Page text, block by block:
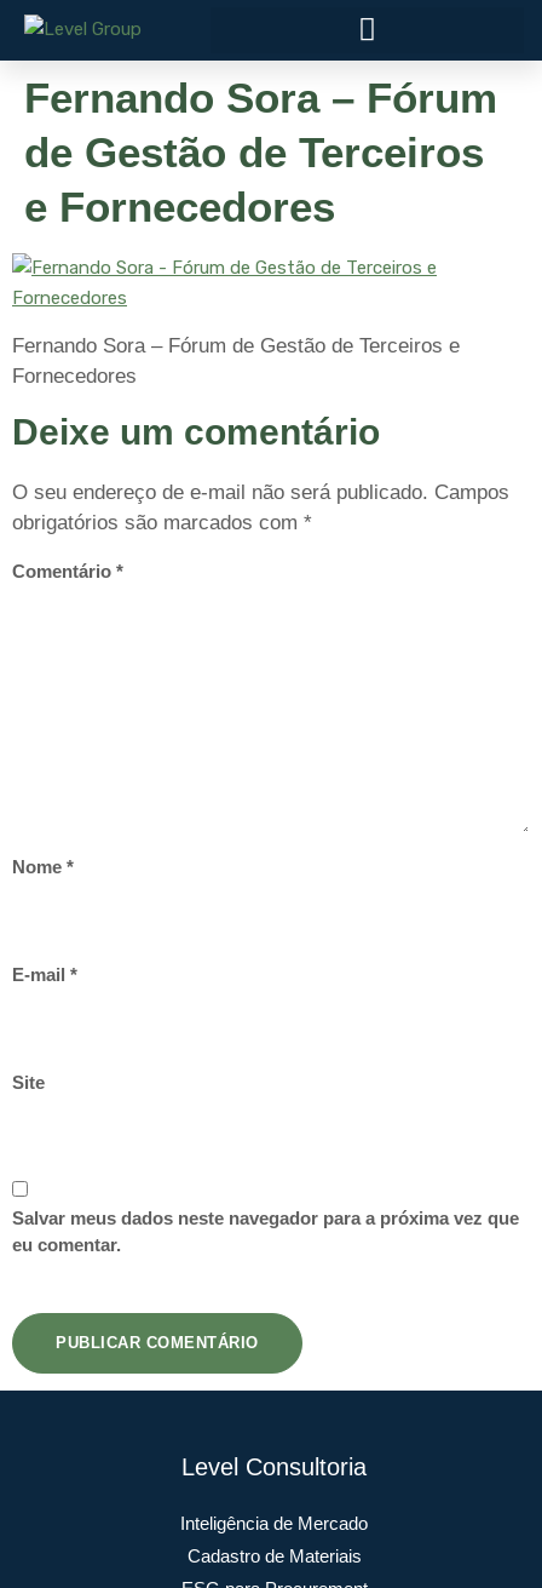
Fernando Sora – Fórum
de Gestão de Terceiros
e Fornecedores
Fernando Sora – Fórum de Gestão de Terceiros e
Fornecedores
Deixe um comentário
O seu endereço de e-mail não será publicado. Campos
obrigatórios são marcados com *
Comentário *
Nome *
E-mail *
Site
Salvar meus dados neste navegador para a próxima vez que
eu comentar.
Level Consultoria
Inteligência de Mercado
Cadastro de Materiais